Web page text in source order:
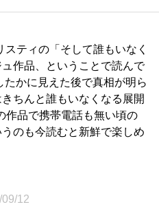
スティの「そして誰もいなく
作品、ということで読んで
たかに見えた後で真相が明ら
ちんと誰もいなくなる展開
作品で携帯電話も無い頃の
のも今読むと新鮮で楽しめ
12